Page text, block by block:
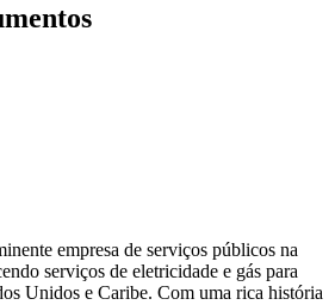
empresa de serviços públicos na
serviços de eletricidade e gás para
Unidos e Caribe. Com uma rica história